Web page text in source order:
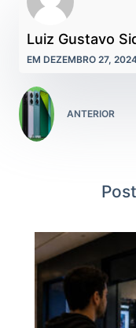
Luiz Gustavo
EM DEZEMBRO 27,
ANTERIOR